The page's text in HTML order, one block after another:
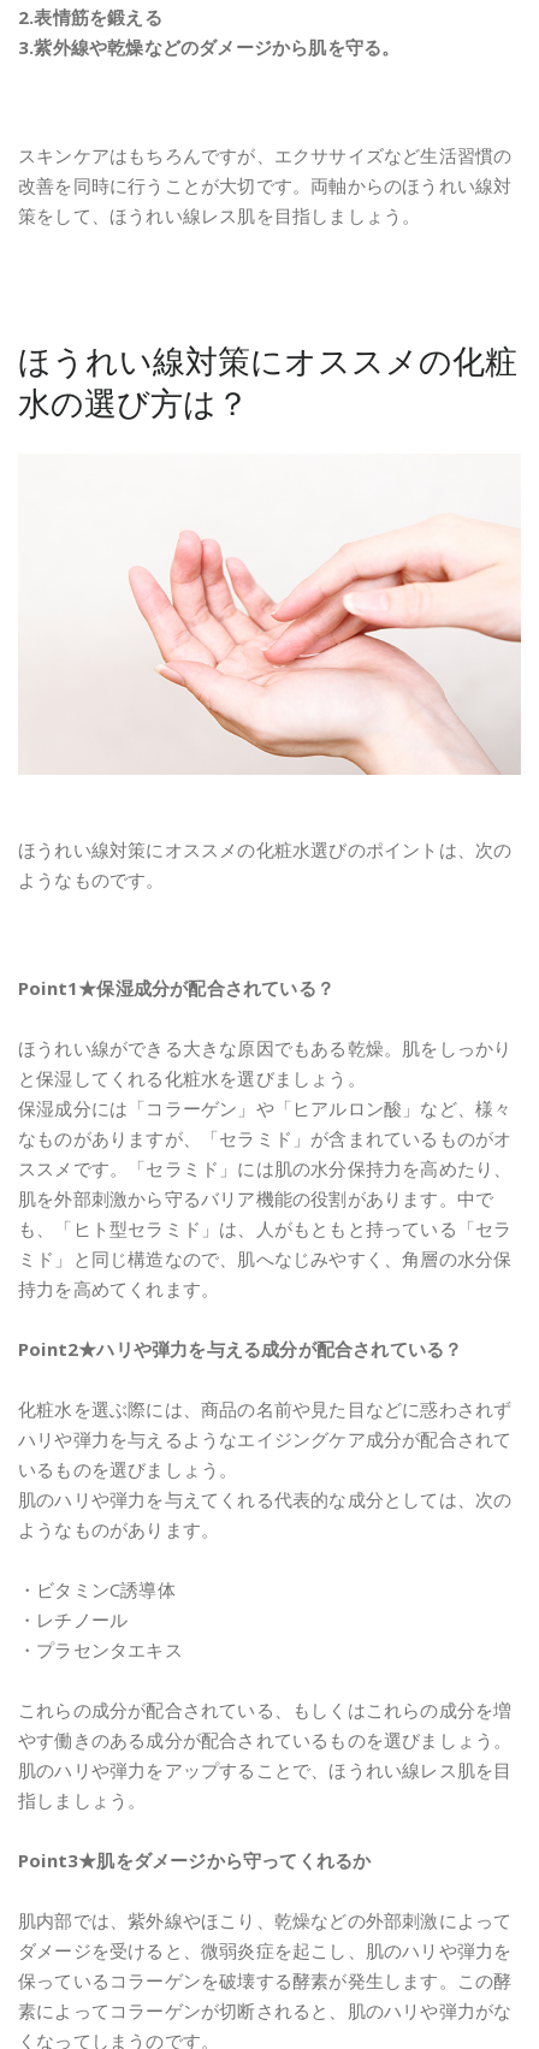
2.表情筋を鍛える
3.紫外線や乾燥などのダメージから肌を守る。
スキンケアはもちろんですが、エクササイズなど生活習慣の
改善を同時に行うことが大切です。両軸からのほうれい線対
策をして、ほうれい線レス肌を目指しましょう。
ほうれい線対策にオススメの化粧
水の選び方は？
ほうれい線対策にオススメの化粧水選びのポイントは、次の
ようなものです。
Point1★保湿成分が配合されている？
ほうれい線ができる大きな原因でもある乾燥。肌をしっかり
と保湿してくれる化粧水を選びましょう。
保湿成分には「コラーゲン」や「ヒアルロン酸」など、様々
なものがありますが、「セラミド」が含まれているものがオ
ススメです。「セラミド」には肌の水分保持力を高めたり、
肌を外部刺激から守るバリア機能の役割があります。中で
も、「ヒト型セラミド」は、人がもともと持っている「セラ
ミド」と同じ構造なので、肌へなじみやすく、角層の水分保
持力を高めてくれます。
Point2★ハリや弾力を与える成分が配合されている？
化粧水を選ぶ際には、商品の名前や見た目などに惑わされず
ハリや弾力を与えるようなエイジングケア成分が配合されて
いるものを選びましょう。
肌のハリや弾力を与えてくれる代表的な成分としては、次の
ようなものがあります。
・ビタミンC誘導体
・レチノール
・プラセンタエキス
これらの成分が配合されている、もしくはこれらの成分を増
やす働きのある成分が配合されているものを選びましょう。
肌のハリや弾力をアップすることで、ほうれい線レス肌を目
指しましょう。
Point3★肌をダメージから守ってくれるか
肌内部では、紫外線やほこり、乾燥などの外部刺激によって
ダメージを受けると、微弱炎症を起こし、肌のハリや弾力を
保っているコラーゲンを破壊する酵素が発生します。この酵
素によってコラーゲンが切断されると、肌のハリや弾力がな
くなってしまうのです。